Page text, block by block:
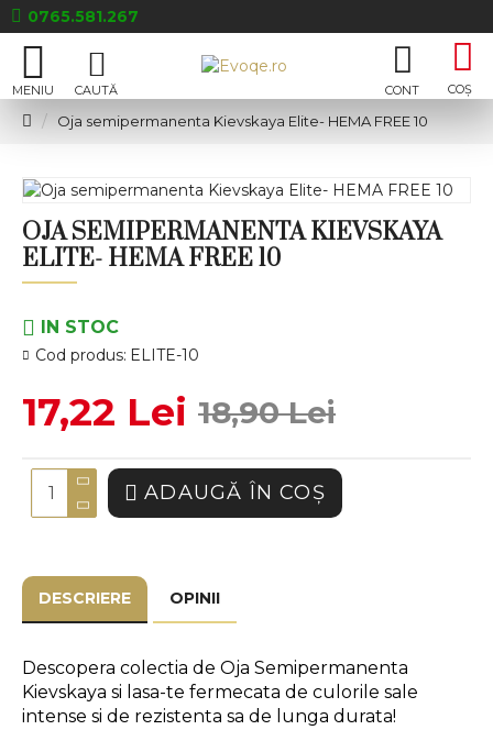
0765.581.267
Oja semipermanenta Kievskaya Elite- HEMA FREE 10
OJA SEMIPERMANENTA KIEVSKAYA
ELITE- HEMA FREE 10
IN STOC
Cod produs: ELITE-10
17,22 Lei 18,90 Lei
ADAUGĂ ÎN COŞ
DESCRIERE OPINII
Descopera colectia de Oja Semipermanenta
Kievskaya si lasa-te fermecata de culorile sale
intense si de rezistenta sa de lunga durata!